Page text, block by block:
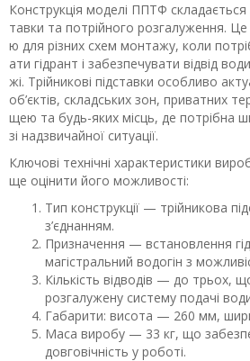
Конструкція моделі ППТФ складається
тавки та потрійного розгалуження. Це
ю для різних схем монтажу, коли
ати гідрант і забезпечувати відвід
жі. Трійникові підставки особливо
об’єктів, складських зон, приватних
щею та будь-яких місць, де потрібна
зі надзвичайної ситуації.
Ключові технічні характеристики
ще оцінити його можливості:
Тип конструкції — трійникова
з’єднанням.
Призначення — встановлення
магістральний водогін з
Кількість відводів — до трьох,
розгалужену систему подачі
Габарити: висота — 260 мм,
Маса виробу — 33 кг, що
довговічність у роботі.